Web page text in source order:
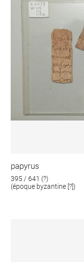
papyrus
395 / 641 (?)
(époque byzantine [?])